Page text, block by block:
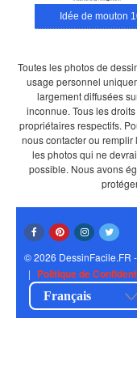
Idée de mouton
Toutes les photos de
usage personnel
largement diffusées
inconnue. Tous les
propriétaires respectifs.
nous contacter ou
les photos qui ne
possible. Nous avons
© 2026 DessinFacile.FR
| Politique de
Français